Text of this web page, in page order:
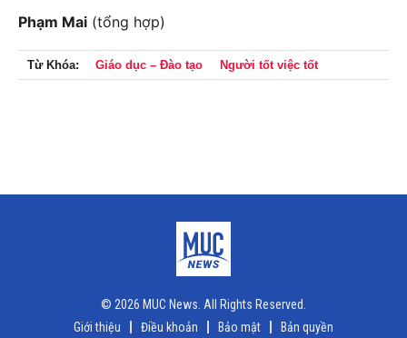
Phạm Mai (tổng hợp)
Từ Khóa: Giáo dục – Đào tạo Người tốt việc tốt
© 2026 MUC News. All Rights Reserved.
Giới thiệu
Điều khoản Bảo mật Bản quyền